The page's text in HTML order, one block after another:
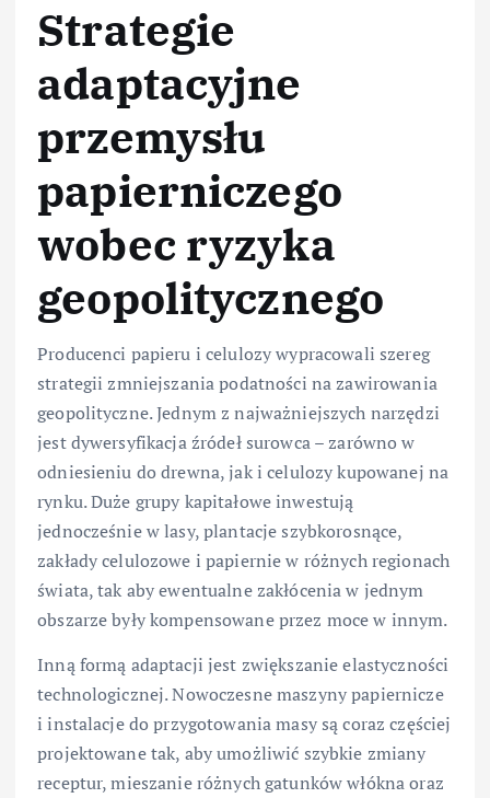
Strategie
adaptacyjne
przemysłu
papierniczego
wobec ryzyka
geopolitycznego
Producenci papieru i celulozy wypracowali szereg
strategii zmniejszania podatności na zawirowania
geopolityczne. Jednym z najważniejszych narzędzi
jest dywersyfikacja źródeł surowca – zarówno w
odniesieniu do drewna, jak i celulozy kupowanej na
rynku. Duże grupy kapitałowe inwestują
jednocześnie w lasy, plantacje szybkorosnące,
zakłady celulozowe i papiernie w różnych regionach
świata, tak aby ewentualne zakłócenia w jednym
obszarze były kompensowane przez moce w innym.
Inną formą adaptacji jest zwiększanie elastyczności
technologicznej. Nowoczesne maszyny papiernicze
i instalacje do przygotowania masy są coraz częściej
projektowane tak, aby umożliwić szybkie zmiany
receptur, mieszanie różnych gatunków włókna oraz